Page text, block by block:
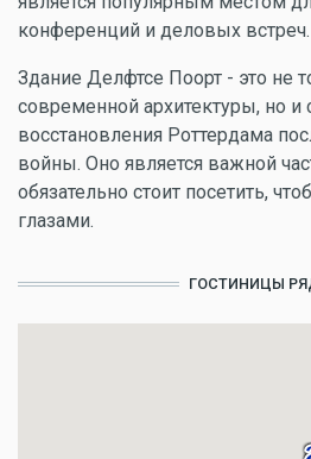
конференций и деловых встреч.
Здание Делфтсе Поорт - это не
современной архитектуры, но и
восстановления Роттердама
войны. Оно является важной
обязательно стоит посетить,
глазами.
ГОСТИНИЦЫ